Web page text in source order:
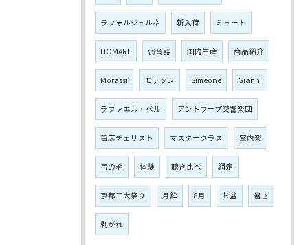
ラフォルジュルネ 新入荷 ミュート
HOMARE 弱音器 国内生産 商品紹介
Morassi モラッシ Simeone Gianni
ラファエル・ベル アントワープ交響楽団
首席チェリスト マスタークラス 室内楽
弓の毛 体験 聴き比べ 網走
京都三大祭り 月鉾 8月 お盆 暑さ
剥がれ